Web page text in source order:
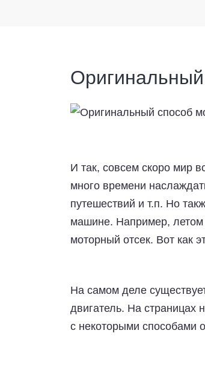
Оригинальный
И так, совсем скоро мир
много времени
путешествий и т.п. Но
машине. Например, летом
моторный отсек. Вот как
На самом деле
двигатель. На страницах
с некоторыми способами